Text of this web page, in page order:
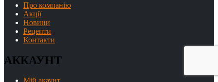
Про компанію
Акції
Новини
Рецепти
Контакти
АККАУНТ